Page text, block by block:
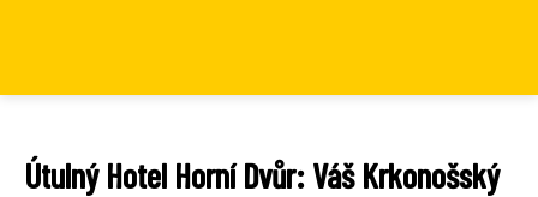
Útulný Hotel Horní Dvůr: Váš Krkonošský